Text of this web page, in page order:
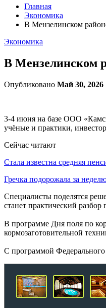
Главная
Экономика
В Мензелинском
Экономика
В Мензелинском
Опубликовано Май 30, 2026
3-4 июня на базе ООО
учёные и практики,
Сейчас читают
Стала известна средняя
Гречка подорожала за
Специалисты поделятся
станет практический
В программе Дня поля по
кормозаготовительной
С программой Федерального